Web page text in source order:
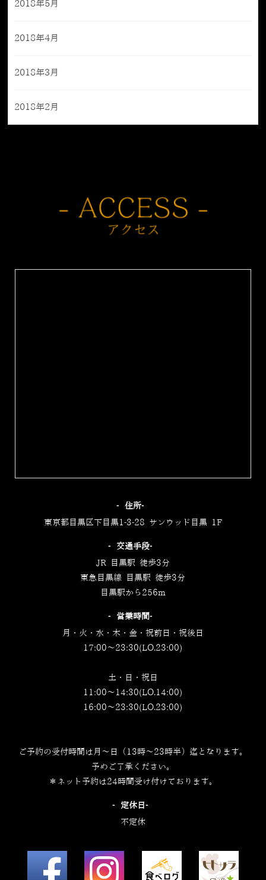
2018年5月
2018年4月
2018年3月
2018年2月
‐住所‐
東京都目黒区下目黒1-3-28 サンウッド目黒 1F
‐交通手段‐
JR 目黒駅 徒歩3分
東急目黒線 目黒駅 徒歩3分
目黒駅から256m
‐営業時間‐
月・火・水・木・金・祝前日・祝後日
17:00～23:30(LO.23:00)
土・日・祝日
11:00～14:30(LO.14:00)
16:00～23:30(LO.23:00)
ご予約の受付時間は月～日（13時～23時半）迄となります。
予めご了承ください。
＊ネット予約は24時間受け付けております。
‐定休日‐
不定休